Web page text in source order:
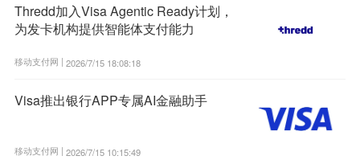
Thredd加入Visa Agentic Ready计划，
为发卡机构提供智能体支付能力
移动支付网 | 2026/7/15 18:08:18
Visa推出银行APP专属AI金融助手
移动支付网 | 2026/7/15 10:15:49